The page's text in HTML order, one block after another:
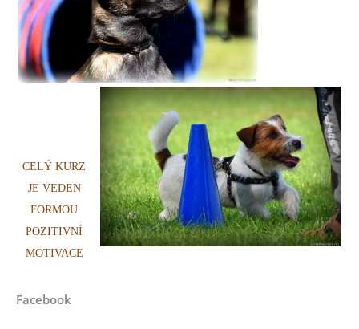
CELÝ KURZ
JE VEDEN
FORMOU
POZITIVNÍ
MOTIVACE
Facebook